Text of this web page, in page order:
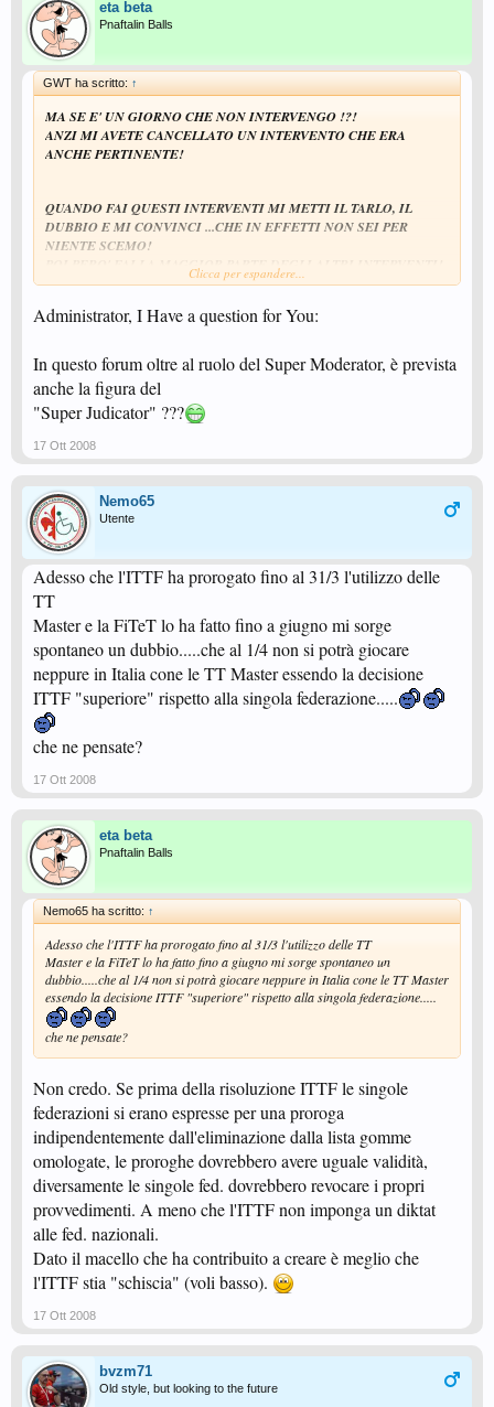
eta beta
Pnaftalin Balls
GWT ha scritto: ↑
MA SE E' UN GIORNO CHE NON INTERVENGO !?!
ANZI MI AVETE CANCELLATO UN INTERVENTO CHE ERA
ANCHE PERTINENTE!
QUANDO FAI QUESTI INTERVENTI MI METTI IL TARLO, IL
DUBBIO E MI CONVINCI ...CHE IN EFFETTI NON SEI PER
NIENTE SCEMO!
POI PERO' FAI LA MAGGIOR PARTE DEGLI ALTRI INTERVENTI!
MAI LO SO CHE NON SEI PER NIENTE SCEMO!!
Clicca per espandere...
Administrator, I Have a question for You:
In questo forum oltre al ruolo del Super Moderator, è prevista
anche la figura del
"Super Judicator" ???
17 Ott 2008
Nemo65
Utente
Adesso che l'ITTF ha prorogato fino al 31/3 l'utilizzo delle
TT
Master e la FiTeT lo ha fatto fino a giugno mi sorge
spontaneo un dubbio.....che al 1/4 non si potrà giocare
neppure in Italia cone le TT Master essendo la decisione
ITTF "superiore" rispetto alla singola federazione.....
che ne pensate?
17 Ott 2008
eta beta
Pnaftalin Balls
Nemo65 ha scritto: ↑
Adesso che l'ITTF ha prorogato fino al 31/3 l'utilizzo delle TT
Master e la FiTeT lo ha fatto fino a giugno mi sorge spontaneo un
dubbio.....che al 1/4 non si potrà giocare neppure in Italia cone le TT Master
essendo la decisione ITTF "superiore" rispetto alla singola federazione.....
che ne pensate?
Non credo. Se prima della risoluzione ITTF le singole
federazioni si erano espresse per una proroga
indipendentemente dall'eliminazione dalla lista gomme
omologate, le proroghe dovrebbero avere uguale validità,
diversamente le singole fed. dovrebbero revocare i propri
provvedimenti. A meno che l'ITTF non imponga un diktat
alle fed. nazionali.
Dato il macello che ha contribuito a creare è meglio che
l'ITTF stia "schiscia" (voli basso).
17 Ott 2008
bvzm71
Old style, but looking to the future